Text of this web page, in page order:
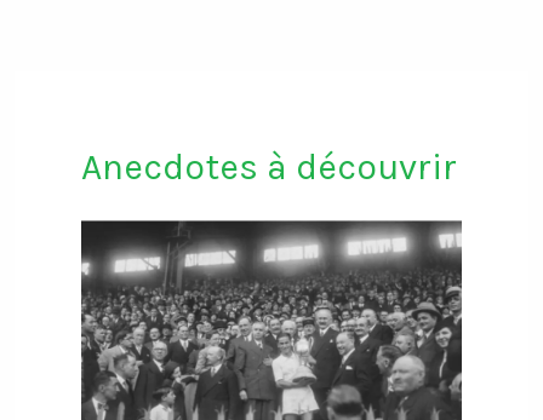
Anecdotes à découvrir